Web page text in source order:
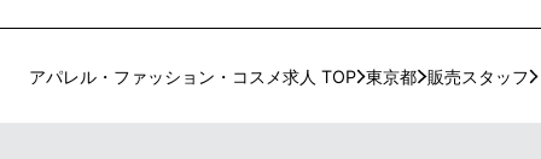
アパレル・ファッション・コスメ求人 TOP 東京都 販売スタッフ